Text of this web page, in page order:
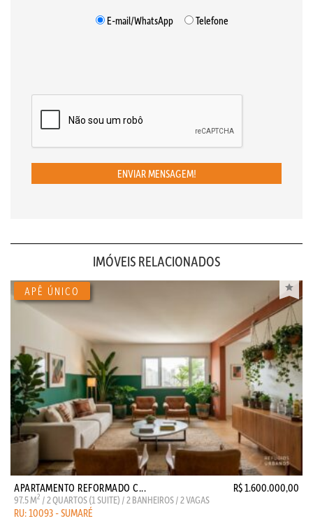
E-mail/WhatsApp
Telefone
ENVIAR MENSAGEM!
IMÓVEIS RELACIONADOS
APARTAMENTO REFORMADO C... R$ 1.600.000,00
97.5 M2 / 2 QUARTOS (1 SUITE) / 2 BANHEIROS / 2 VAGAS
RU: 10093 - SUMARÉ